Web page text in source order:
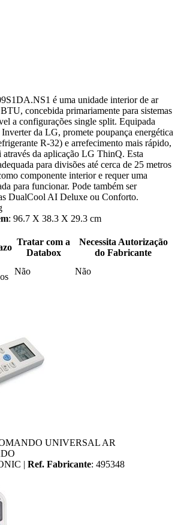
é uma unidade interior de ar
concebida primariamente para sistemas
a configurações single split. Equipada
da LG, promete poupança energética
R-32) e arrefecimento mais rápido,
da aplicação LG ThinQ. Esta
para divisões até cerca de 25 metros
componente interior e requer uma
para funcionar. Pode também ser
DualCool AI Deluxe ou Conforto.
: 96.7 X 38.3 X 29.3 cm
Tratar com a
Databox
Necessita Autorização
do Fabricante
Não Não
UNIVERSAL AR
| Ref. Fabricante: 495348